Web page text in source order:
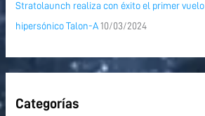
Stratolaunch realiza con éxito el primer
hipersónico Talon-A 10/03/2024
Categorías